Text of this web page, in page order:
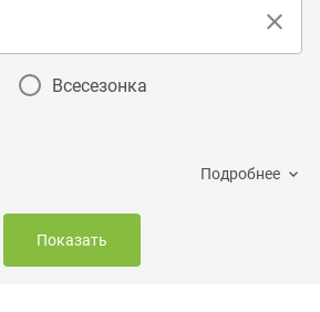
Всесезонка
Подробнее
Показать